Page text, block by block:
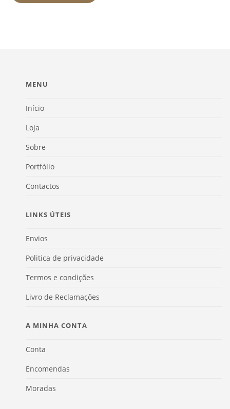
MENU
Início
Loja
Sobre
Portfólio
Contactos
LINKS ÚTEIS
Envios
Politica de privacidade
Termos e condições
Livro de Reclamações
A MINHA CONTA
Conta
Encomendas
Moradas